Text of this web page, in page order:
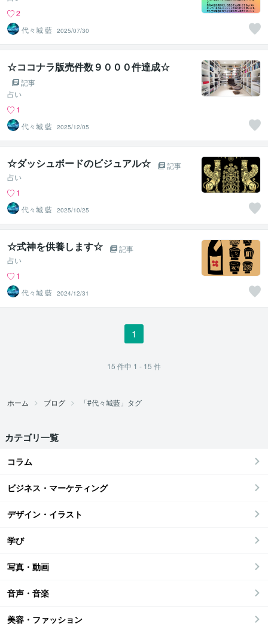
2
代々城 藍 2025/07/30
☆ココナラ版売件数９０００件達成☆
記事
占い
1
代々城 藍 2025/12/05
☆ダッシュボードのビジュアル☆
記事
占い
1
代々城 藍 2025/10/25
☆式神を供養します☆
記事
占い
1
代々城 藍 2024/12/31
1
15 件中 1 - 15 件
ホーム ブログ 「#代々城藍」タグ
カテゴリ一覧
コラム
ビジネス・マーケティング
デザイン・イラスト
学び
写真・動画
音声・音楽
美容・ファッション